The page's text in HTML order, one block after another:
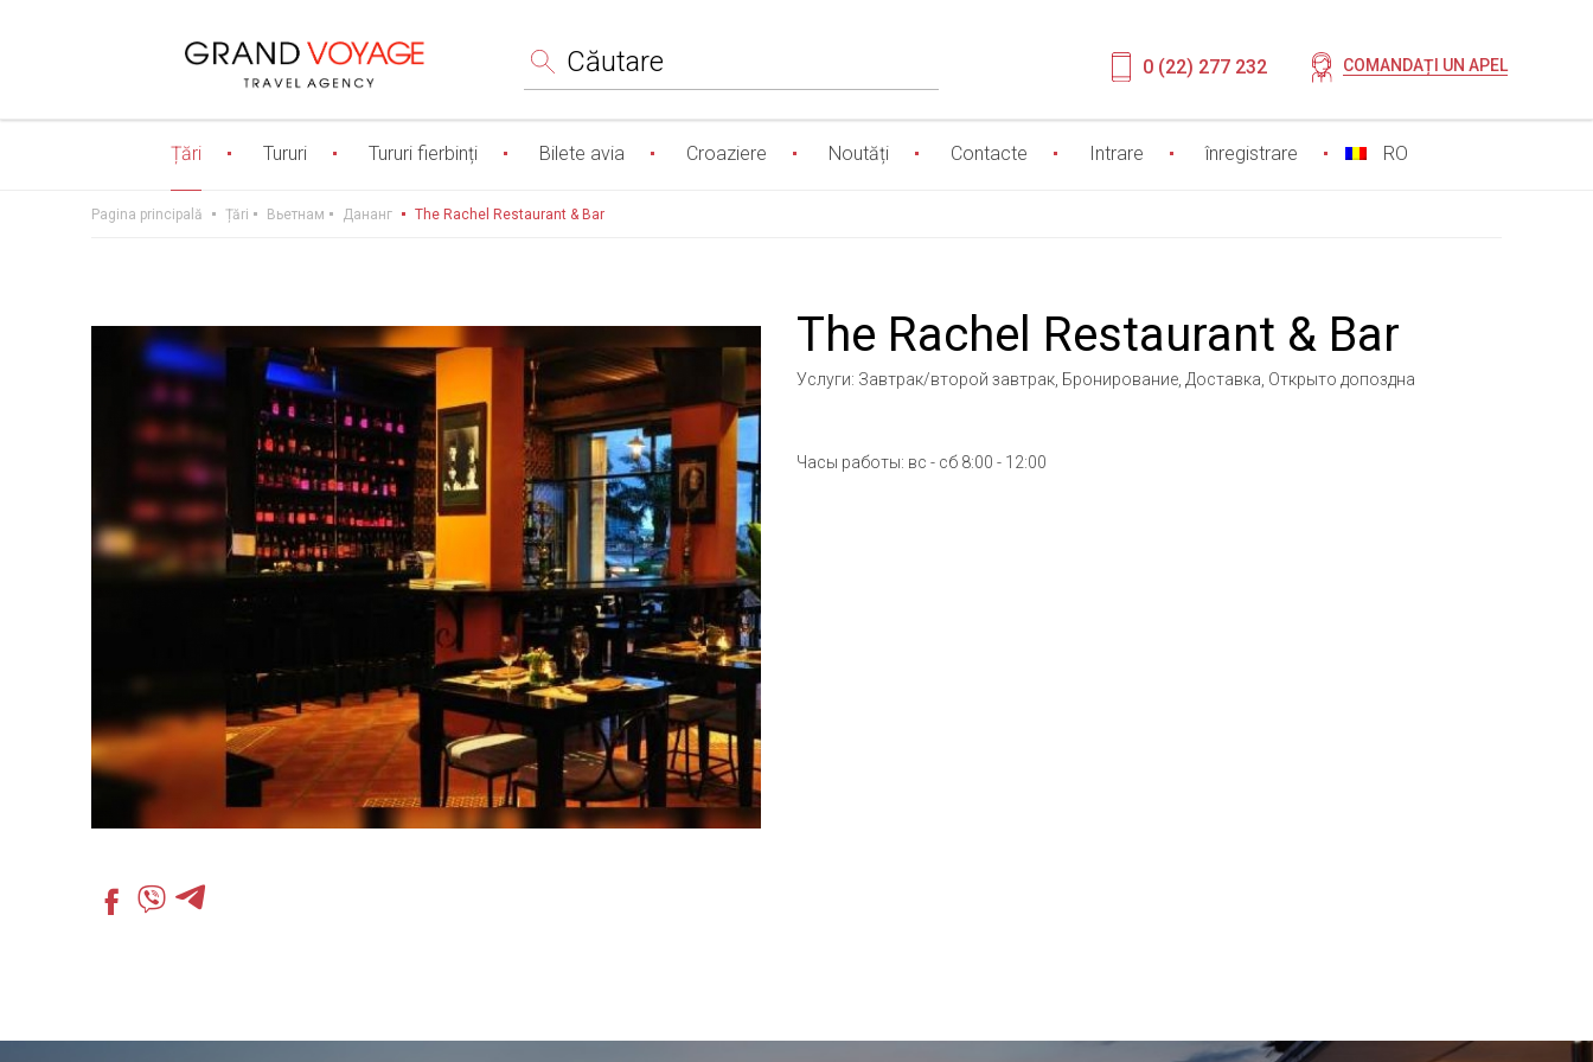
Сăutare 0 (22) 277 232 COMANDAȚI UN APEL
Țări Tururi Tururi fierbinți Bilete avia Croaziere Noutăți Contacte Intrare înregistrare RO
Pagina principală Țări Вьетнам Дананг The Rachel Restaurant & Bar
The Rachel Restaurant & Bar
Услуги: Завтрак/второй завтрак, Бронирование, Доставка, Открыто допоздна
Часы работы: вс - сб 8:00 - 12:00